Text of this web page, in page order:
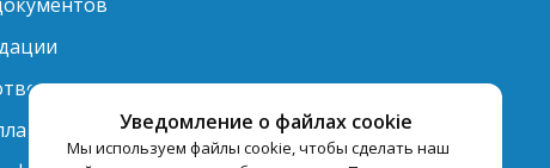
Уведомление о файлах cookie
Мы используем файлы cookie, чтобы сделать наш